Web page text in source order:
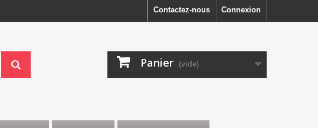
Connexion
Contactez-nous
Panier (vide)